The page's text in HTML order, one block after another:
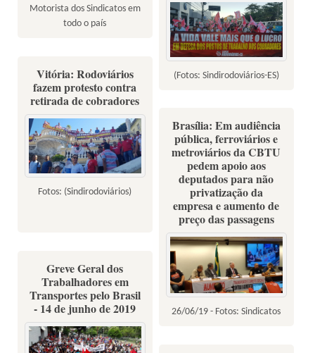
Motorista dos Sindicatos em
todo o país
(Fotos: Sindirodoviários-ES)
Vitória: Rodoviários
fazem protesto contra
retirada de cobradores
Fotos: (Sindirodoviários)
Brasília: Em audiência
pública, ferroviários e
metroviários da CBTU
pedem apoio aos
deputados para não
privatização da
empresa e aumento de
preço das passagens
26/06/19 - Fotos: Sindicatos
Greve Geral dos
Trabalhadores em
Transportes pelo Brasil
- 14 de junho de 2019